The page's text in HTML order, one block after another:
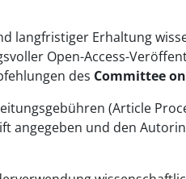
langfristiger Erhaltung
Open-Access-
des Committee
(Article
angegeben und den